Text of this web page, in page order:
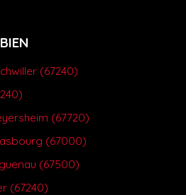
(67240)
(67720)
(67000)
(67500)
(67240)